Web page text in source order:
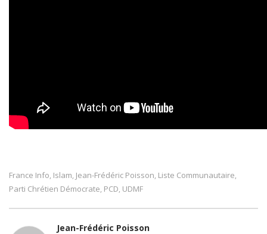
France Info, Islam, Jean-Frédéric Poisson, Liste Communautaire,
Parti Chrétien Démocrate, PCD, UDMF
Jean-Frédéric Poisson